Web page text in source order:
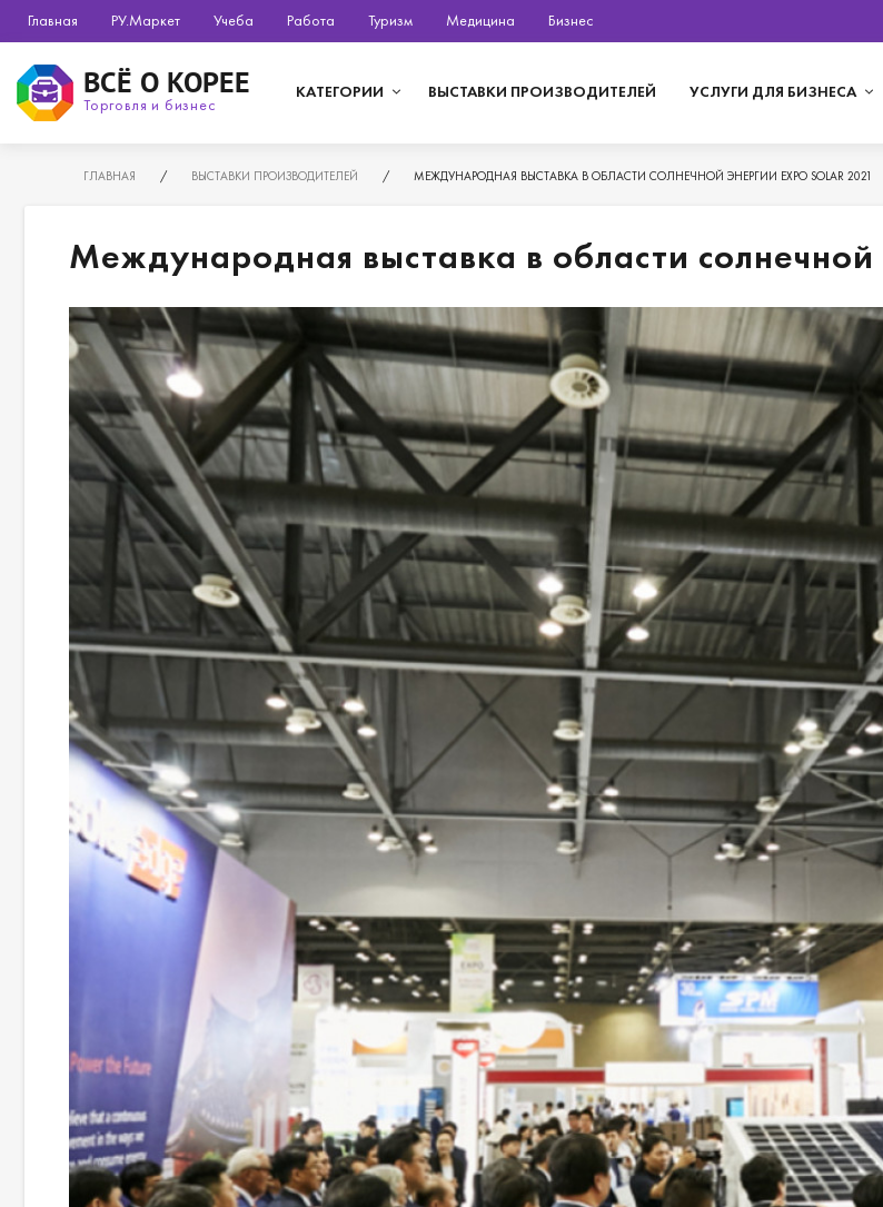
Главная РУ.Маркет Учеба Работа Туризм Медицина Бизнес
ВСЁ О КОРЕЕ
Торговля и бизнес
КАТЕГОРИИ ВЫСТАВКИ ПРОИЗВОДИТЕЛЕЙ УСЛУГИ ДЛЯ БИЗНЕСА
ГЛАВНАЯ / ВЫСТАВКИ ПРОИЗВОДИТЕЛЕЙ / МЕЖДУНАРОДНАЯ ВЫСТАВКА В ОБЛАСТИ СОЛНЕЧНОЙ ЭНЕРГИИ EXPO SOLAR 2021
Международная выставка в области солнечной